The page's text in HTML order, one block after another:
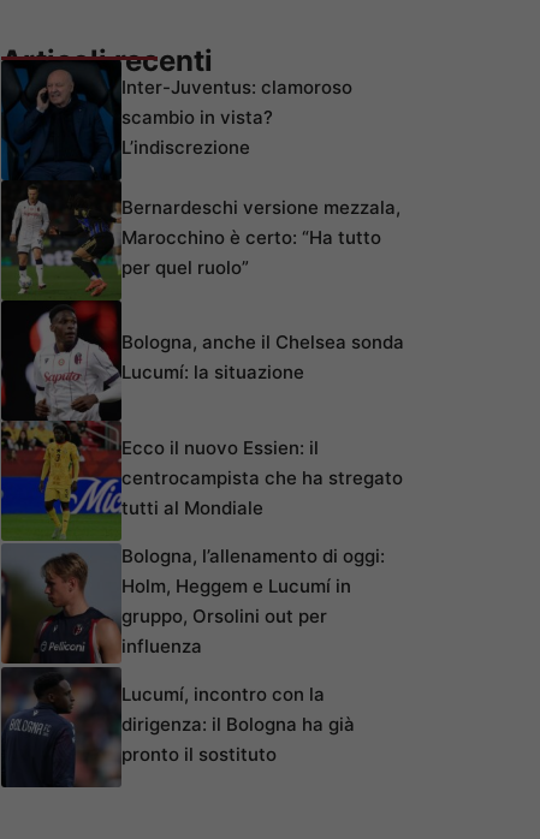
Articoli recenti
Inter-Juventus: clamoroso
scambio in vista?
L’indiscrezione
Bernardeschi versione mezzala,
Marocchino è certo: “Ha tutto
per quel ruolo”
Bologna, anche il Chelsea sonda
Lucumí: la situazione
Ecco il nuovo Essien: il
centrocampista che ha stregato
tutti al Mondiale
Bologna, l’allenamento di oggi:
Holm, Heggem e Lucumí in
gruppo, Orsolini out per
influenza
Lucumí, incontro con la
dirigenza: il Bologna ha già
pronto il sostituto